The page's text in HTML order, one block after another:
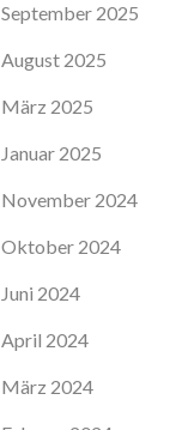
September 2025
August 2025
März 2025
Januar 2025
November 2024
Oktober 2024
Juni 2024
April 2024
März 2024